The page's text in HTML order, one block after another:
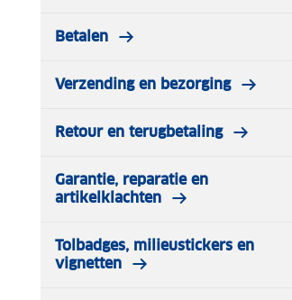
Betalen
Verzending en bezorging
Retour en terugbetaling
Garantie, reparatie en
artikelklachten
Tolbadges, milieustickers en
vignetten